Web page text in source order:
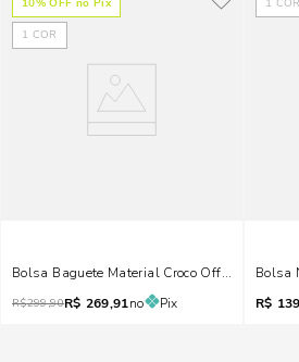
10% OFF no Pix
1 COR
Bolsa Baguete Material Croco Off White
R$299,90R$ 269,91no Pix
1 COR
Bolsa
R$